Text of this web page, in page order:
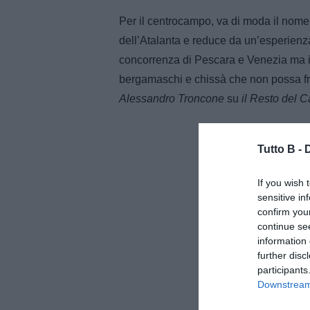
Tutto B -
If you wish
sensitive
confirm
continue
information
further
Per il centrocampo, va di moda il
dell’Atalanta e reduce da
concorrenza di Pescara e Venezia
bergamaschi e chissà che non possa
Alessandro Troncone su il Resto del